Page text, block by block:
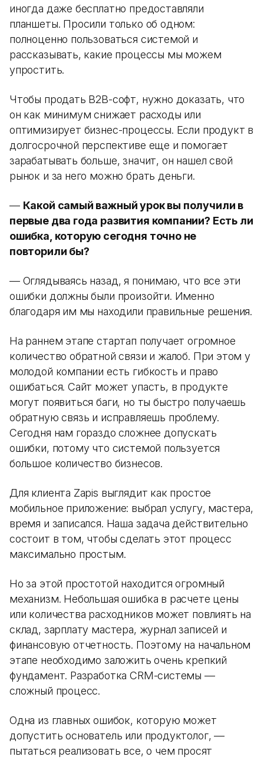
иногда даже бесплатно предоставляли
планшеты. Просили только об одном:
полноценно пользоваться системой и
рассказывать, какие процессы мы можем
упростить.
Чтобы продать B2B-софт, нужно доказать, что
он как минимум снижает расходы или
оптимизирует бизнес-процессы. Если продукт в
долгосрочной перспективе еще и помогает
зарабатывать больше, значит, он нашел свой
рынок и за него можно брать деньги.
— Какой самый важный урок вы получили в
первые два года развития компании? Есть ли
ошибка, которую сегодня точно не
повторили бы?
— Оглядываясь назад, я понимаю, что все эти
ошибки должны были произойти. Именно
благодаря им мы находили правильные решения.
На раннем этапе стартап получает огромное
количество обратной связи и жалоб. При этом у
молодой компании есть гибкость и право
ошибаться. Сайт может упасть, в продукте
могут появиться баги, но ты быстро получаешь
обратную связь и исправляешь проблему.
Сегодня нам гораздо сложнее допускать
ошибки, потому что системой пользуется
большое количество бизнесов.
Для клиента Zapis выглядит как простое
мобильное приложение: выбрал услугу, мастера,
время и записался. Наша задача действительно
состоит в том, чтобы сделать этот процесс
максимально простым.
Но за этой простотой находится огромный
механизм. Небольшая ошибка в расчете цены
или количества расходников может повлиять на
склад, зарплату мастера, журнал записей и
финансовую отчетность. Поэтому на начальном
этапе необходимо заложить очень крепкий
фундамент. Разработка CRM-системы —
сложный процесс.
Одна из главных ошибок, которую может
допустить основатель или продуктолог, —
пытаться реализовать все, о чем просят